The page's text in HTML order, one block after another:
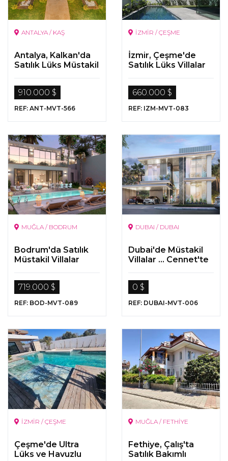
ANTALYA / KAŞ
Antalya, Kalkan'da
Satılık Lüks Müstakil
910.000 $
REF: ANT-MVT-566
İZMİR / ÇEŞME
İzmir, Çeşme'de
Satılık Lüks Villalar
660.000 $
REF: IZM-MVT-083
MUĞLA / BODRUM
Bodrum'da Satılık
Müstakil Villalar
719.000 $
REF: BOD-MVT-089
DUBAI / DUBAI
Dubai'de Müstakil
Villalar ... Cennet'te
0 $
REF: DUBAI-MVT-006
İZMİR / ÇEŞME
Çeşme'de Ultra
Lüks ve Havuzlu
MUĞLA / FETHİYE
Fethiye, Çalış'ta
Satılık Bakımlı